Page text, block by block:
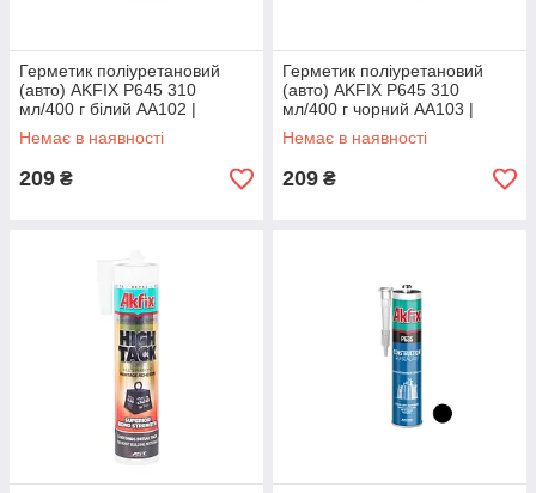
Герметик поліуретановий
(авто) AKFIX P645 310
мл/400 г білий AA102 |
Герметик полиуретановый
(авто) AKFIX P645 310
Немає в наявності
209 ₴
Герметик поліуретановий
(авто) AKFIX P645 310
мл/400 г чорний AA103 |
Герметик полиуретановый
(авто) AKFIX P645 310
Немає в наявності
209 ₴